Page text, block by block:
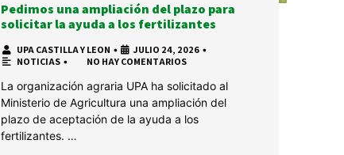
Pedimos una ampliación del plazo para
solicitar la ayuda a los fertilizantes
UPA CASTILLA Y LEON • JULIO 24, 2026 •
NOTICIAS • NO HAY COMENTARIOS
La organización agraria UPA ha solicitado al
Ministerio de Agricultura una ampliación del
plazo de aceptación de la ayuda a los
fertilizantes. …